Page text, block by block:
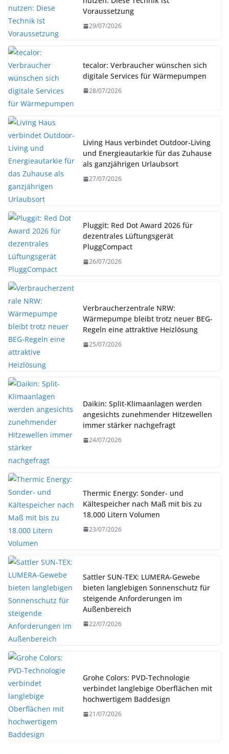
Voraussetzung
29/07/2026
tecalor: Verbraucher wünschen sich
digitale Services für Wärmepumpen
28/07/2026
Living Haus verbindet Outdoor-Living
und Energieautarkie für das Zuhause
als ganzjährigen Urlaubsort
27/07/2026
Pluggit: Red Dot Award 2026 für
dezentrales Lüftungsgerät
PluggCompact
26/07/2026
Verbraucherzentrale NRW:
Wärmepumpe bleibt trotz neuer BEG-
Regeln eine attraktive Heizlösung
25/07/2026
Daikin: Split-Klimaanlagen werden
angesichts zunehmender Hitzewellen
immer stärker nachgefragt
24/07/2026
Thermic Energy: Sonder- und
Kältespeicher nach Maß mit bis zu
18.000 Litern Volumen
23/07/2026
Sattler SUN-TEX: LUMERA-Gewebe
bieten langlebigen Sonnenschutz für
steigende Anforderungen im
Außenbereich
22/07/2026
Grohe Colors: PVD-Technologie
verbindet langlebige Oberflächen mit
hochwertigem Baddesign
21/07/2026